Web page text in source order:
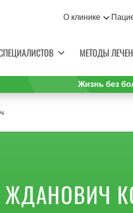
О клинике
МЕТОДЫ
Жизнь без
ЖДАНОВИЧ